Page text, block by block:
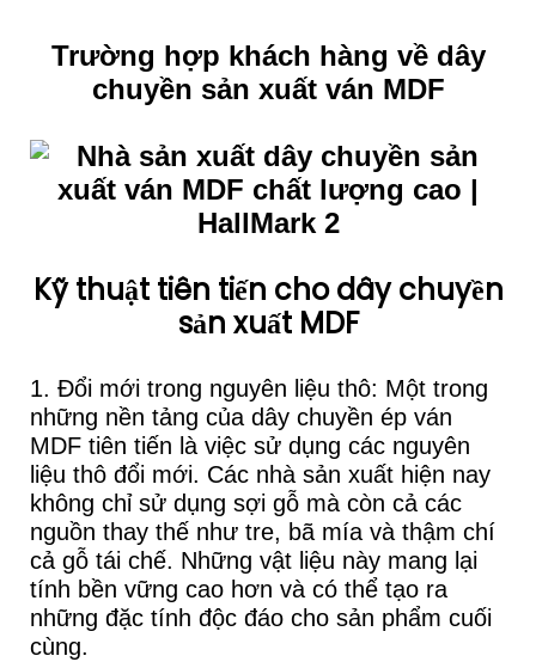
Trường hợp khách hàng về dây
chuyền sản xuất ván MDF
Kỹ thuật tiên tiến cho dây chuyền
sản xuất MDF
1. Đổi mới trong nguyên liệu thô: Một trong
những nền tảng của dây chuyền ép ván
MDF tiên tiến là việc sử dụng các nguyên
liệu thô đổi mới. Các nhà sản xuất hiện nay
không chỉ sử dụng sợi gỗ mà còn cả các
nguồn thay thế như tre, bã mía và thậm chí
cả gỗ tái chế. Những vật liệu này mang lại
tính bền vững cao hơn và có thể tạo ra
những đặc tính độc đáo cho sản phẩm cuối
cùng.